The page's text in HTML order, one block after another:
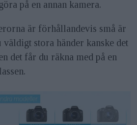
på en annan kamera.
är förhållandevis små är
väldigt stora händer kanske det
det får du räkna med på en